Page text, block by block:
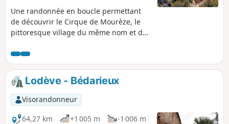
Une randonnée en boucle permettant
de découvrir le Cirque de Mourèze, le
pittoresque village du même nom et de
sur le Lac du Salagou. Randonnée
modifiée le 11/05/2023 avec Hérault
Tourisme. Voir informations pratiques.
Cette randonnée est susceptible d'être
interdite en fonction du niveau de
risque des incendies. Pensez à consulter
la carte.
Lodève - Bédarieux
Visorandonneur
64,27 km
+1 005 m
-1 006 m